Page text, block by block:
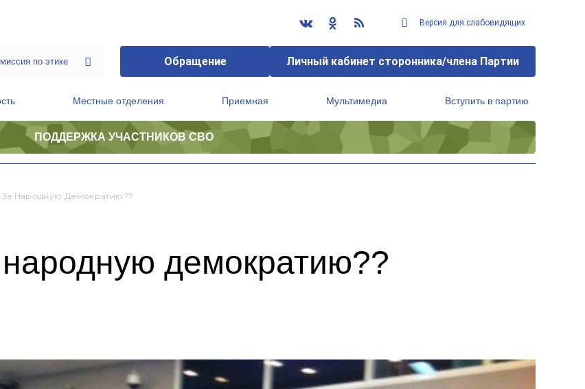
Версия для слабовидящих
Обращение Личный кабинет сторонника/члена Партии
Местные отделения Приемная Мультимедиа Вступить в партию
ПОДДЕРЖКА УЧАСТНИКОВ СВО
Народную Демократию??
демократию??